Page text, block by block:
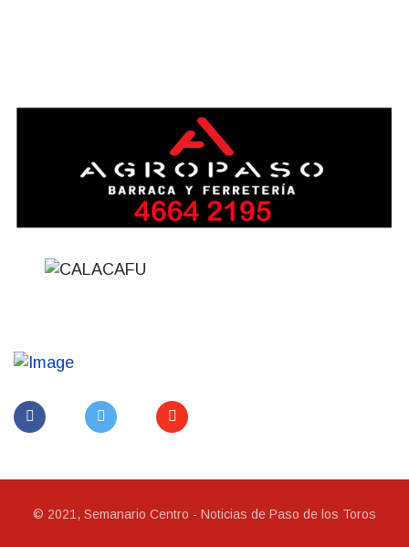
© 2021, Semanario Centro - Noticias de Paso de los Toros